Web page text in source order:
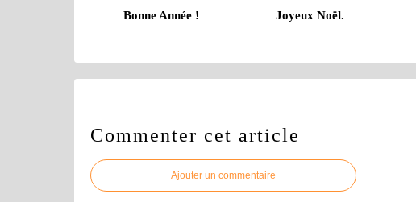
Bonne Année ! Joyeux Noël.
Commenter cet article
Ajouter un commentaire